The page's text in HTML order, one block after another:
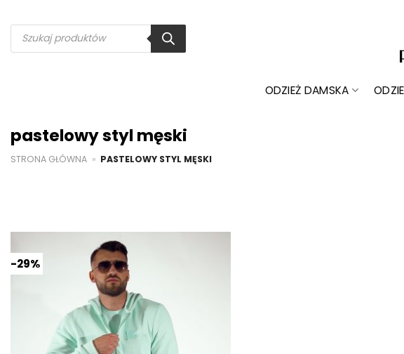
do
zawartości
Wyszukiwarka
produktów
ODZIEŻ DAMSKA
pastelowy styl męski
STRONA GŁÓWNA » PASTELOWY STYL MĘSKI
-29%